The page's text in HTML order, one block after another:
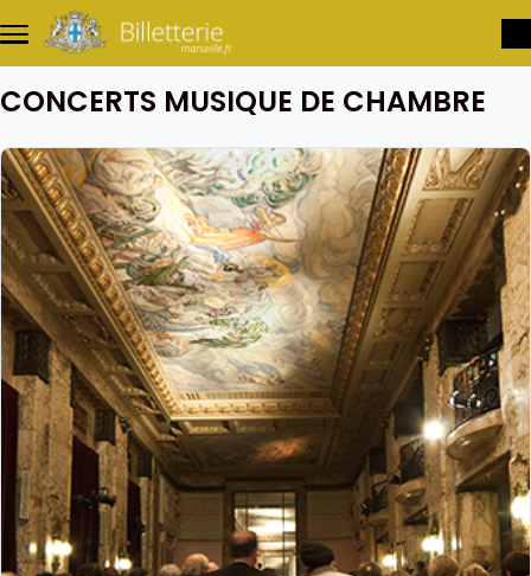
Aller au contenu principal
CONCERTS MUSIQUE DE CHAMBRE